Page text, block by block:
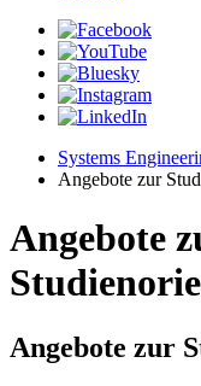
Systems
Angebote zur
Angebote
Angebote zur